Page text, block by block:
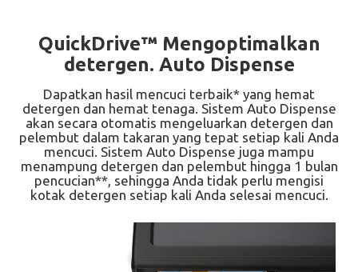
QuickDrive™ Mengoptimalkan
detergen. Auto Dispense
Dapatkan hasil mencuci terbaik* yang hemat
detergen dan hemat tenaga. Sistem Auto Dispense
akan secara otomatis mengeluarkan detergen dan
pelembut dalam takaran yang tepat setiap kali Anda
mencuci. Sistem Auto Dispense juga mampu
menampung detergen dan pelembut hingga 1 bulan
pencucian**, sehingga Anda tidak perlu mengisi
kotak detergen setiap kali Anda selesai mencuci.